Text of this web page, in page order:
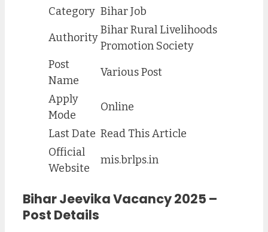
Category Bihar Job
Authority
Bihar Rural Livelihoods
Promotion Society
Post
Name
Various Post
Apply
Mode
Online
Last Date Read This Article
Official
Website
mis.brlps.in
Bihar Jeevika Vacancy 2025 –
Post Details